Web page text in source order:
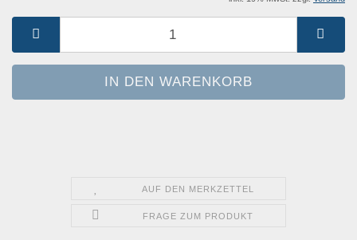
AUF DEN MERKZETTEL
FRAGE ZUM PRODUKT